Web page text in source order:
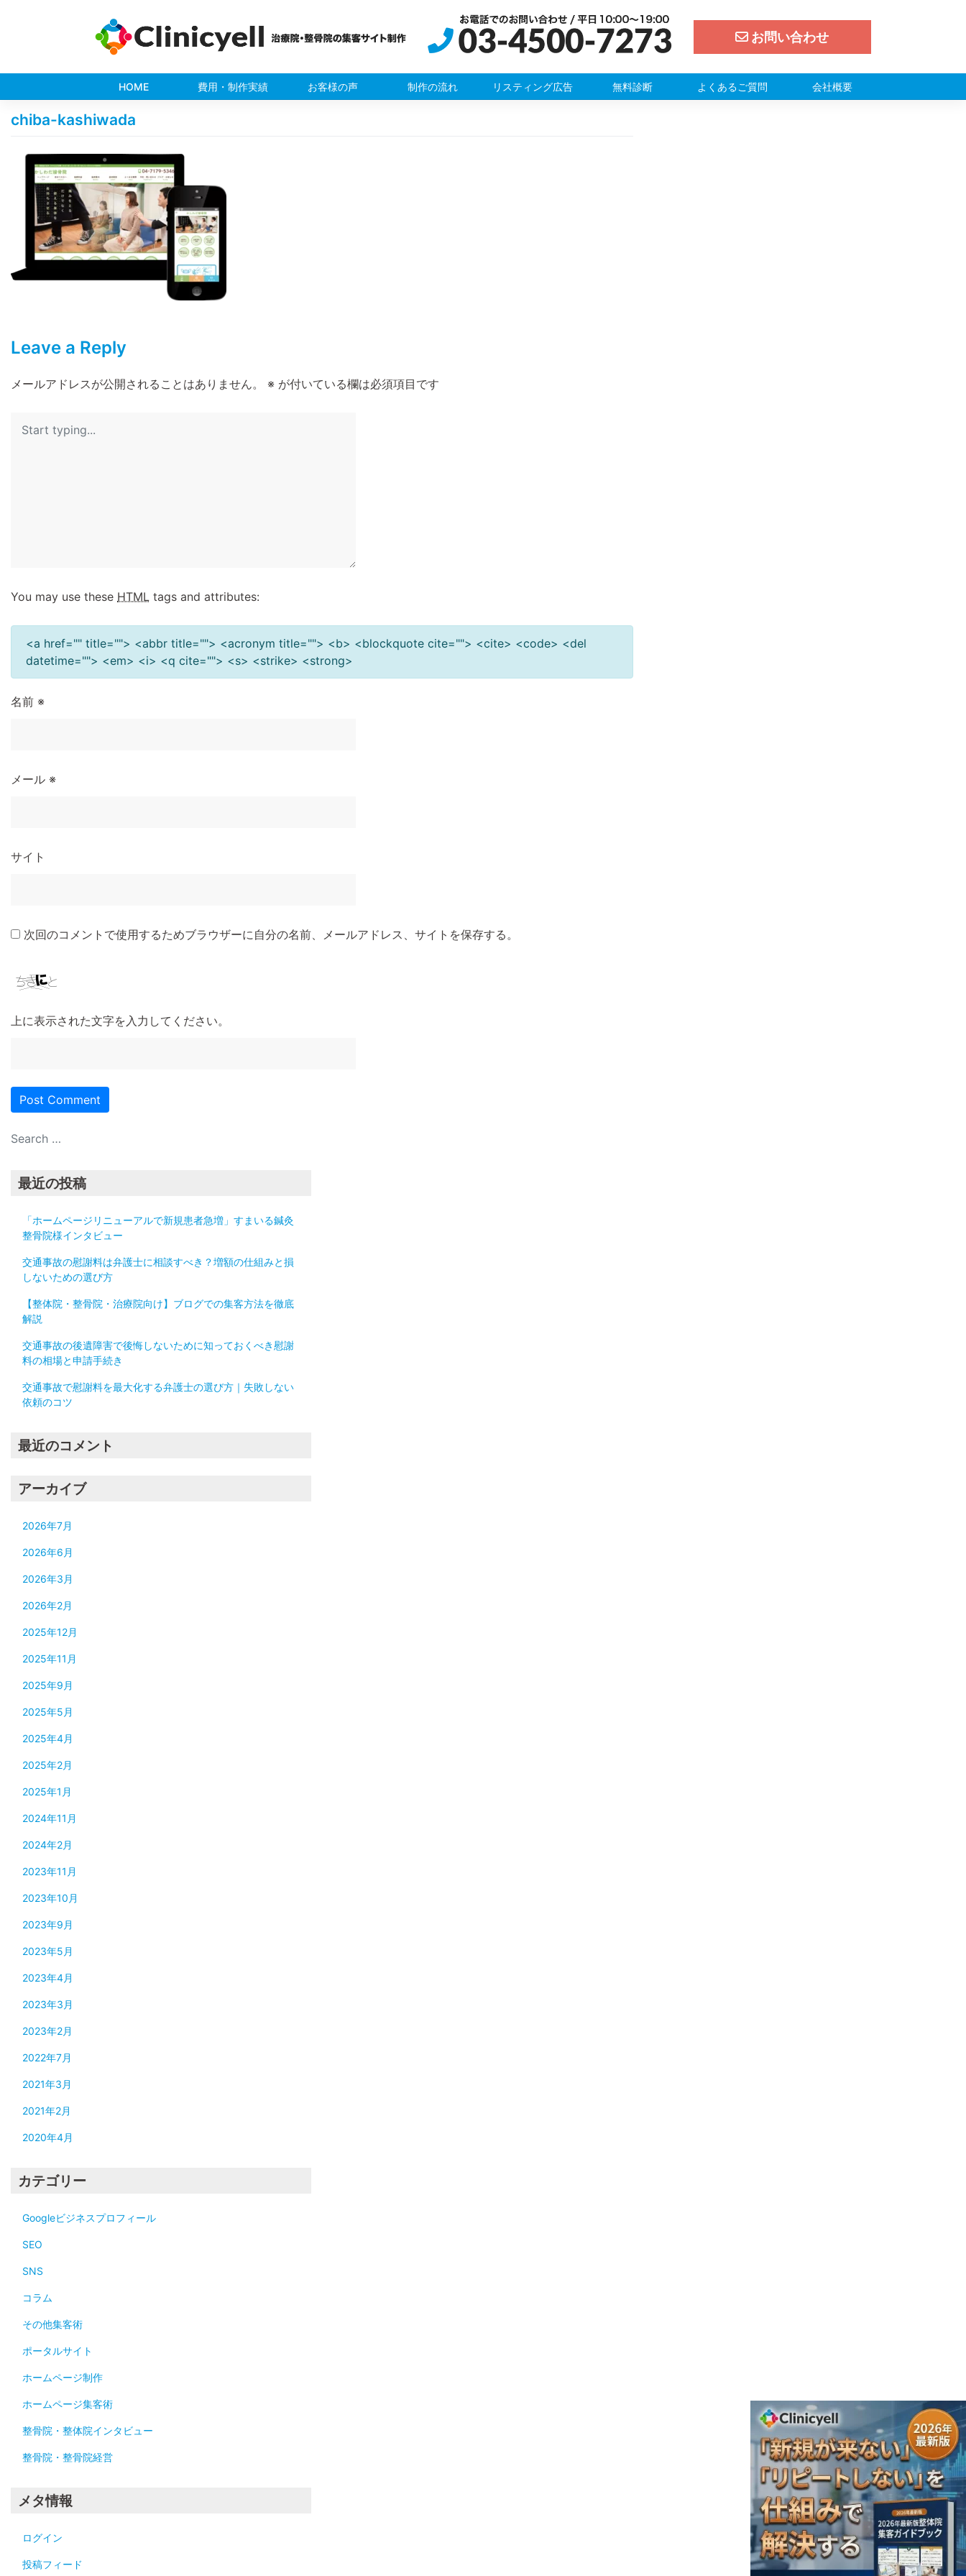
お問い合わせ
HOME 費用・制作実績 お客様の声 制作の流れ リスティング広告 無料診断 よくあるご質問 会社概要
chiba-kashiwada
Leave a Reply
メールアドレスが公開されることはありません。 ※ が付いている欄は必須項目です
You may use these HTML tags and attributes:
<a href="" title=""> <abbr title=""> <acronym title=""> <b> <blockquote cite=""> <cite> <code> <del
datetime=""> <em> <i> <q cite=""> <s> <strike> <strong>
名前 ※
メール ※
サイト
次回のコメントで使用するためブラウザーに自分の名前、メールアドレス、サイトを保存する。
上に表示された文字を入力してください。
最近の投稿
「ホームページリニューアルで新規患者急増」すまいる鍼灸
整骨院様インタビュー
交通事故の慰謝料は弁護士に相談すべき？増額の仕組みと損
しないための選び方
【整体院・整骨院・治療院向け】ブログでの集客方法を徹底
解説
交通事故の後遺障害で後悔しないために知っておくべき慰謝
料の相場と申請手続き
交通事故で慰謝料を最大化する弁護士の選び方｜失敗しない
依頼のコツ
最近のコメント
アーカイブ
2026年7月
2026年6月
2026年3月
2026年2月
2025年12月
2025年11月
2025年9月
2025年5月
2025年4月
2025年2月
2025年1月
2024年11月
2024年2月
2023年11月
2023年10月
2023年9月
2023年5月
2023年4月
2023年3月
2023年2月
2022年7月
2021年3月
2021年2月
2020年4月
カテゴリー
Googleビジネスプロフィール
SEO
SNS
コラム
その他集客術
ポータルサイト
ホームページ制作
ホームページ集客術
整骨院・整体院インタビュー
整骨院・整骨院経営
メタ情報
ログイン
投稿フィード